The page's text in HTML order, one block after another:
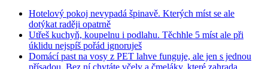
Hotelový pokoj nevypadá špinavě. Kterých míst se ale
dotýkat raději opatrně
Utřeš kuchyň, koupelnu i podlahu. Těchhle 5 míst ale při
úklidu nejspíš pořád ignoruješ
Domácí past na vosy z PET lahve funguje, ale jen s jednou